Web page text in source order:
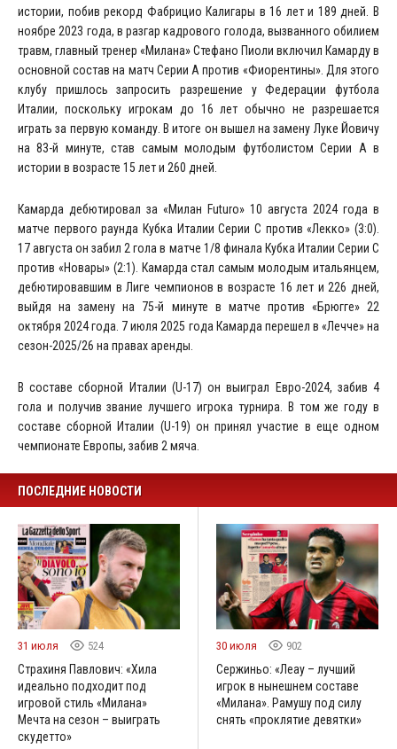
истории, побив рекорд Фабрицио Калигары в 16 лет и 189 дней. В
ноябре 2023 года, в разгар кадрового голода, вызванного обилием
травм, главный тренер «Милана» Стефано Пиоли включил Камарду в
основной состав на матч Серии А против «Фиорентины». Для этого
клубу пришлось запросить разрешение у Федерации футбола
Италии, поскольку игрокам до 16 лет обычно не разрешается
играть за первую команду. В итоге он вышел на замену Луке Йовичу
на 83-й минуте, став самым молодым футболистом Серии А в
истории в возрасте 15 лет и 260 дней.
Камарда дебютировал за «Милан Futuro» 10 августа 2024 года в
матче первого раунда Кубка Италии Серии C против «Лекко» (3:0).
17 августа он забил 2 гола в матче 1/8 финала Кубка Италии Серии C
против «Новары» (2:1). Камарда стал самым молодым итальянцем,
дебютировавшим в Лиге чемпионов в возрасте 16 лет и 226 дней,
выйдя на замену на 75-й минуте в матче против «Брюгге» 22
октября 2024 года. 7 июля 2025 года Камарда перешел в «Лечче» на
сезон-2025/26 на правах аренды.
В составе сборной Италии (U-17) он выиграл Евро-2024, забив 4
гола и получив звание лучшего игрока турнира. В том же году в
составе сборной Италии (U-19) он принял участие в еще одном
чемпионате Европы, забив 2 мяча.
ПОСЛЕДНИЕ НОВОСТИ
31 июля 524
Страхиня Павлович: «Хила
идеально подходит под
игровой стиль «Милана»
Мечта на сезон – выиграть
скудетто»
30 июля 902
Сержиньо: «Леау – лучший
игрок в нынешнем составе
«Милана». Рамушу под силу
снять «проклятие девятки»